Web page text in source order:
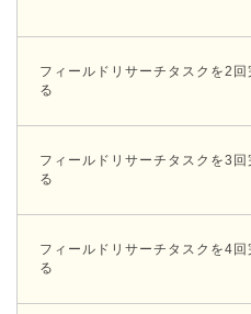
フィールドリサーチタスクを2回
る
フィールドリサーチタスクを3回
る
フィールドリサーチタスクを4回
る